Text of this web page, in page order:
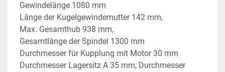
Gewindelänge 1080 mm
Länge der Kugelgewindemutter 142 mm,
Max. Gesamthub 938 mm,
Gesamtlänge der Spindel 1300 mm
Durchmesser für Kupplung mit Motor 30 mm
Durchmesser Lagersitz A 35 mm, Durchmesser